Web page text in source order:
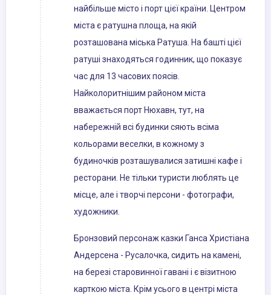
найбільше місто і порт цієї країни. Центром
міста є ратушна площа, на якій
розташована міська Ратуша. На башті цієї
ратуші знаходяться годинник, що показує
час для 13 часових поясів.
Найколоритнішим районом міста
вважається порт Нюхавн, тут, на
набережній всі будинки сяють всіма
кольорами веселки, в кожному з
будиночків розташувалися затишні кафе і
ресторани. Не тільки туристи люблять це
місце, але і творчі персони - фотографи,
художники.
Бронзовий персонаж казки Ганса Христіана
Андерсена - Русалочка, сидить на камені,
на березі старовинної гавані і є візитною
карткою міста. Крім усього в центрі міста